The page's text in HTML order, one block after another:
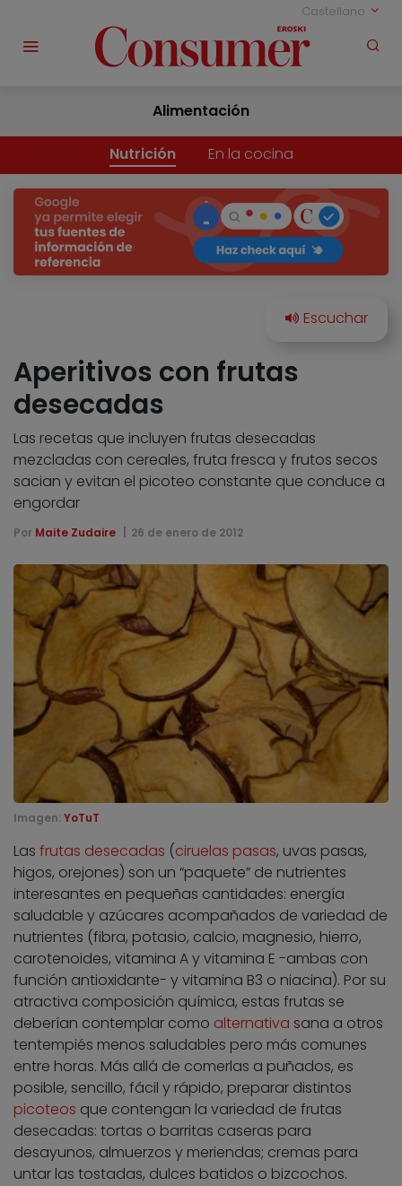
Castellano
Alimentación
Nutrición En la cocina
Aperitivos con frutas
desecadas
Las recetas que incluyen frutas desecadas
mezcladas con cereales, fruta fresca y frutos secos
sacian y evitan el picoteo constante que conduce a
engordar
Por Maite Zudaire 26 de enero de 2012
Imagen: YoTuT
Las frutas desecadas (ciruelas pasas, uvas pasas,
higos, orejones) son un “paquete” de nutrientes
interesantes en pequeñas cantidades: energía
saludable y azúcares acompañados de variedad de
nutrientes (fibra, potasio, calcio, magnesio, hierro,
carotenoides, vitamina A y vitamina E -ambas con
función antioxidante- y vitamina B3 o niacina). Por su
atractiva composición química, estas frutas se
deberían contemplar como alternativa sana a otros
tentempiés menos saludables pero más comunes
entre horas. Más allá de comerlas a puñados, es
posible, sencillo, fácil y rápido, preparar distintos
picoteos que contengan la variedad de frutas
desecadas: tortas o barritas caseras para
desayunos, almuerzos y meriendas; cremas para
untar las tostadas, dulces batidos o bizcochos.